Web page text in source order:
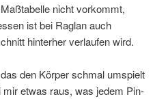
nicht vorkommt,
ist bei Raglan auch
hinterher verlaufen wird.
den Körper schmal umspielt
mir etwas raus, was jedem Pin-